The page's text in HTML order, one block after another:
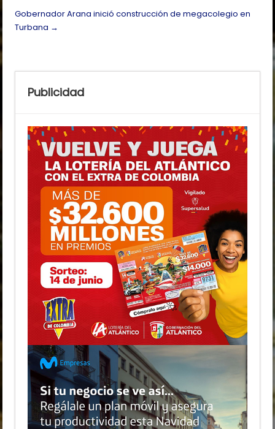
Gobernador Arana inició construcción de megacolegio en
Turbana →
Publicidad